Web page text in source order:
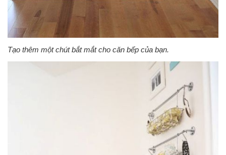
Tạo thêm một chút bắt mắt cho căn bếp của bạn.